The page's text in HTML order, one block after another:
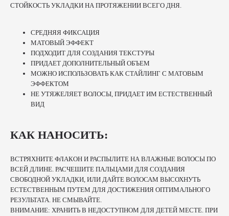
СТОЙКОСТЬ УКЛАДКИ НА ПРОТЯЖЕНИИ ВСЕГО ДНЯ.
СРЕДНЯЯ ФИКСАЦИЯ
МАТОВЫЙ ЭФФЕКТ
ПОДХОДИТ ДЛЯ СОЗДАНИЯ ТЕКСТУРЫ
ПРИДАЕТ ДОПОЛНИТЕЛЬНЫЙ ОБЪЕМ
МОЖНО ИСПОЛЬЗОВАТЬ КАК СТАЙЛИНГ С МАТОВЫМ
ЭФФЕКТОМ
НЕ УТЯЖЕЛЯЕТ ВОЛОСЫ, ПРИДАЕТ ИМ ЕСТЕСТВЕННЫЙ
ВИД
КАК НАНОСИТЬ:
ВСТРЯХНИТЕ ФЛАКОН И РАСПЫЛИТЕ НА ВЛАЖНЫЕ ВОЛОСЫ ПО
ВСЕЙ ДЛИНЕ. РАСЧЕШИТЕ ПАЛЬЦАМИ ДЛЯ СОЗДАНИЯ
СВОБОДНОЙ УКЛАДКИ, ИЛИ ДАЙТЕ ВОЛОСАМ ВЫСОХНУТЬ
ЕСТЕСТВЕННЫМ ПУТЕМ ДЛЯ ДОСТИЖЕНИЯ ОПТИМАЛЬНОГО
РЕЗУЛЬТАТА. НЕ СМЫВАЙТЕ.
ВНИМАНИЕ: ХРАНИТЬ В НЕДОСТУПНОМ ДЛЯ ДЕТЕЙ МЕСТЕ. ПРИ